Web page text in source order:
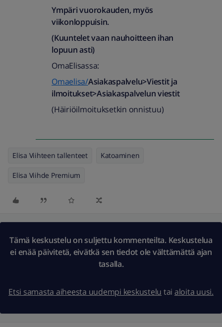
Ympäri vuorokauden, myös
viikonloppuisin.
(Kuuntelet vaan nauhoitteen ihan
lopuun asti)
OmaElisassa:
Omaelisa/Asiakaspalvelu>Viestit ja
ilmoitukset>Asiakaspalvelun viestit
(Häiriöilmoituksetkin onnistuu)
Elisa Viihteen tallenteet Katoaminen
Elisa Viihde Premium
Tämä keskustelu on suljettu kommenteilta. Keskustelua
ei enää päivitetä, eivätkä sen tiedot ole välttämättä ajan
tasalla.
Etsi samasta aiheesta uudempi keskustelu tai aloita uusi.